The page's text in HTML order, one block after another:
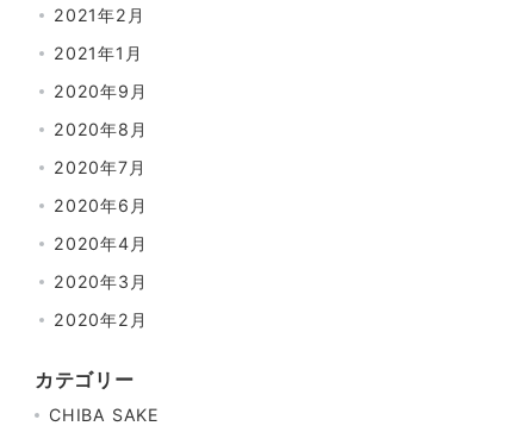
2021年2月
2021年1月
2020年9月
2020年8月
2020年7月
2020年6月
2020年4月
2020年3月
2020年2月
カテゴリー
CHIBA SAKE